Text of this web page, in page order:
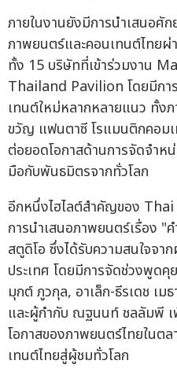
ภายในงานยังมีการนำเสนอศั
ภาพยนตร์และคอนเทนต์ไทยผ่
ทั้ง 15 บริษัทที่เข้าร่วมงาน
Thailand Pavilion โดยมีกา
เทนต์ใหม่หลากหลายแนว ทั้ง
ขวัญ แฟนตาซี โรแมนติกคอม
ต่อยอดโอกาสด้านการจัดจำห
มือกับพันธมิตรจากทั่วโลก
อีกหนึ่งไฮไลต์สำคัญของ
การนำเสนอภาพยนตร์เรื่อง "
สตูดิโอ ซึ่งได้รับความสนใจจา
ประเทศ โดยมีการจัดช่วงพูด
มุกต์ ภูวกุล, อาเล็ก-ธีรเดช เม
และผู้กำกับ ณฐนนท์ ชลลัมพี
โอกาสของภาพยนตร์ไทยในต
เทนต์ไทยสู่ผู้ชมทั่วโลก